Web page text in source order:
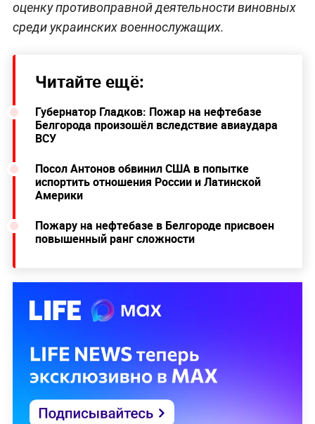
оценку противоправной деятельности виновных
среди украинских военнослужащих.
Читайте ещё:
Губернатор Гладков: Пожар на нефтебазе
Белгорода произошёл вследствие авиаудара
ВСУ
Посол Антонов обвинил США в попытке
испортить отношения России и Латинской
Америки
Пожару на нефтебазе в Белгороде присвоен
повышенный ранг сложности